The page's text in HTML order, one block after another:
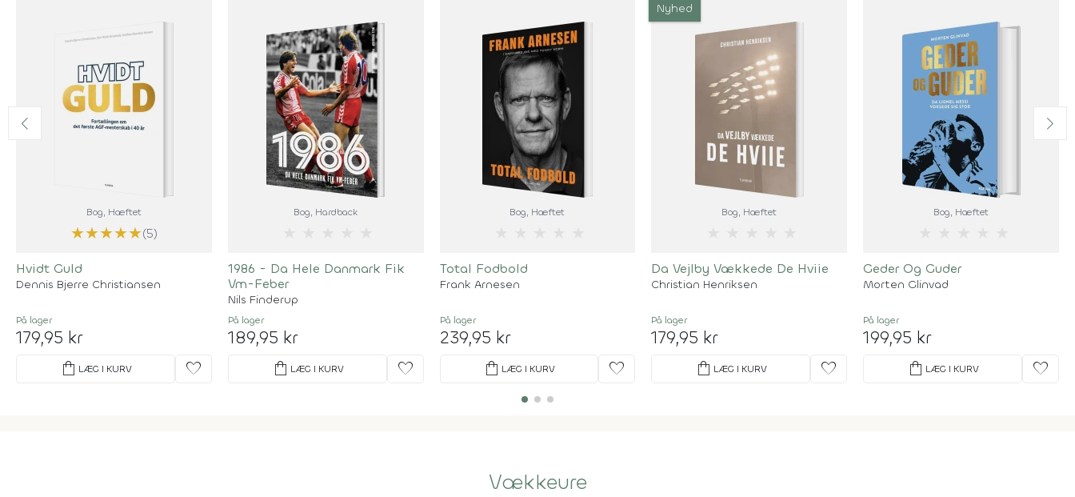
Bog, Hæftet
★★★★★(5)
Hvidt Guld
Dennis Bjerre Christiansen
På lager
179,95 kr
shopping_bag LÆG I KURV favorite
Bog, Hardback
1986 - Da Hele Danmark Fik
Vm-Feber
Nils Finderup
På lager
189,95 kr
shopping_bag LÆG I KURV favorite
Bog, Hæftet
Total Fodbold
Frank Arnesen
På lager
239,95 kr
shopping_bag LÆG I KURV favorite
Nyhed
Bog, Hæftet
Da Vejlby Vækkede De Hviie
Christian Henriksen
På lager
179,95 kr
shopping_bag LÆG I KURV favorite
Bog, Hæftet
Geder Og Guder
Morten Glinvad
På lager
199,95 kr
shopping_bag LÆG I KURV favorite
Vækkeure